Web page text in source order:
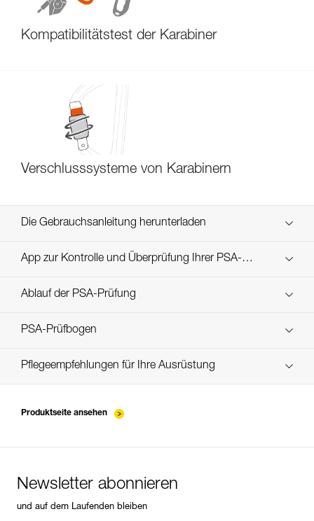
Kompatibilitätstest der Karabiner
Verschlusssysteme von Karabinern
Die Gebrauchsanleitung herunterladen
Technical Notice
Technical Notice
App zur Kontrolle und Überprüfung Ihrer PSA-
Bestände Entdecken Sie ePPEcentre
Ablauf der PSA-Prüfung
verif EPI-CONNECTEURS-procedure-DE
PSA-Prüfbogen
verif EPI-suivi-connecteur-DE
Pflegeempfehlungen für Ihre Ausrüstung
Produktseite ansehen
Newsletter abonnieren
und auf dem Laufenden bleiben